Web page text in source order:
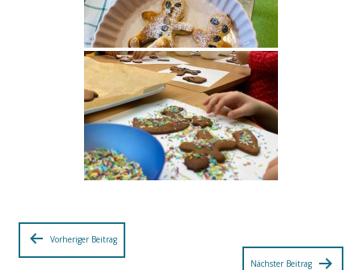
Beitragsnavigation
Vorheriger Beitrag
Nächster Beitrag